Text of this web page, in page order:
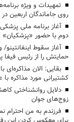
تمهیدات و ویژه
روی جاماندگان اربعین در
دوم با حضور «پزشکیان»
آغاز سقوط
حمایتش را از رئیس
بقایی: الان مذاکره‌ای
کشتیرانی مورد مذاکره
دلایل روانشناختی
زوج‌های جوان